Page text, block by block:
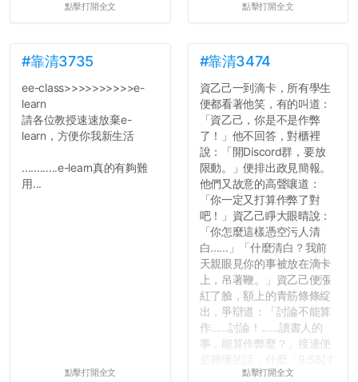
點擊打開全文
心教授看起來要輕輕放下
長作弊的風氣。
反正老人我明天就要搬離新
竹，之後如何發展與我無
關，就當最後一天發個牢騷
吧XD，祝學弟妹們修課順利
~~...
點擊打開全文
#靠清3735
ee-class>>>>>>>>>>e-
learn
請各位教授速速放棄e-
learn，方便你我新生活
............e-learn真的有夠難
用...
點擊打開全文
#靠清3474
資乙己一到滴卡，所有學生
便都看著他笑，有的叫道：
「資乙己，你是不是作弊
了！」他不回答，對櫃裡
說：「開Discord群，要放
限動。」便排出政見簡報。
他們又故意的高聲嚷道：
「你一定又打算作弊了對
吧！」資乙己睜大眼晴說：
「你怎麼這樣憑空污人清
白......」「什麼清白？我前
天親眼見你的事被放在滴卡
上，吊著鞭。」資乙己便漲
紅了臉，額上的青筋條條綻
出，爭辯道：「討論不能算
作......討論！......讀書人的
事，能算作弊麼？」接連便
論考題難度」，什麼「名譽
點擊打開全文